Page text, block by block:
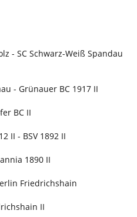
- SC Schwarz-Weiß Spandau
- Grünauer BC 1917 II
BC II
II - BSV 1892 II
1890 II
Friedrichshain
II